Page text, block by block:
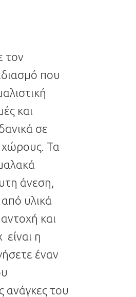
τον
που
και
σε
χώρους. Τα
άνεση,
υλικά
και
η
έναν
ανάγκες του